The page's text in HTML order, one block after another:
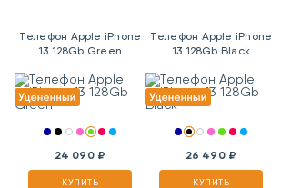
Телефон Apple iPhone
13 128Gb Green
24 090 ₽
КУПИТЬ
Телефон Apple iPhone
13 128Gb Black
26 490 ₽
КУПИТЬ